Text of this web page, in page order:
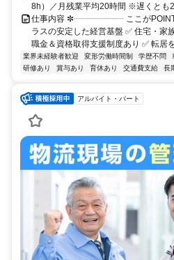
8h）／月残業平均20時間 ※遅くとも
仕事内容 ✼┈┈┈┈┈┈ ここが
ラスの安定した経営基盤 ✅ 住宅・家
職金＆資格取得支援制度あり ✅ 転居
業界未経験者歓迎 変形労働時間制 学歴不問
研修あり
賞与あり 育休あり 交通費支給 長
アルバイト・パート